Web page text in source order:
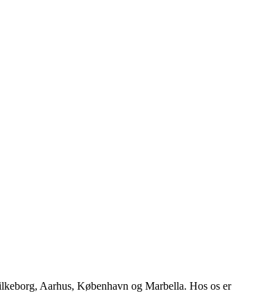
Aarhus, København og Marbella. Hos os er